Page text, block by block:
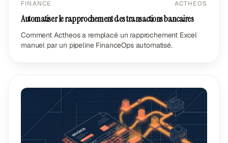
FINANCE ACTHEOS
Automatiser le rapprochement des transactions bancaires
Comment Actheos a remplacé un rapprochement Excel
manuel par un pipeline FinanceOps automatisé.